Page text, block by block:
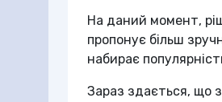
На даний момент,
пропонує більш
набирає
Зараз здається, що